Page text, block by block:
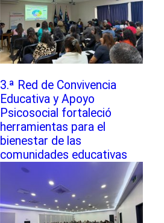
3.ª Red de Convivencia
Educativa y Apoyo
Psicosocial fortaleció
herramientas para el
bienestar de las
comunidades educativas